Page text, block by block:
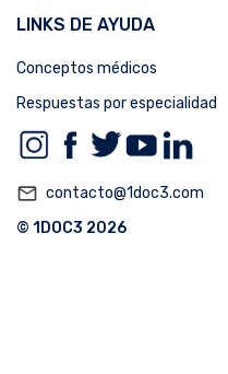
LINKS DE AYUDA
Conceptos médicos
Respuestas por especialidad
mail_outline contacto@1doc3.com
© 1DOC3 2026